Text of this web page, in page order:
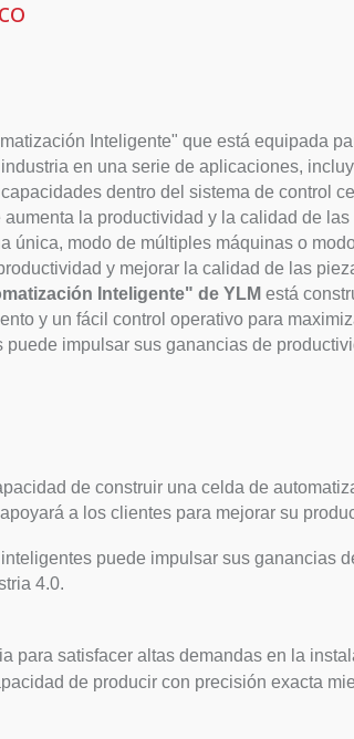
Inteligente" que está equipada
en una serie de aplicaciones,
dentro del sistema de control
la productividad y la calidad de
única, modo de múltiples máquinas o
y mejorar la calidad de las
Inteligente" de YLM está
y un fácil control operativo para
impulsar sus ganancias de
de construir una celda de
a los clientes para mejorar su
puede impulsar sus ganancias
4.0.
para satisfacer altas demandas en la
de producir con precisión exacta